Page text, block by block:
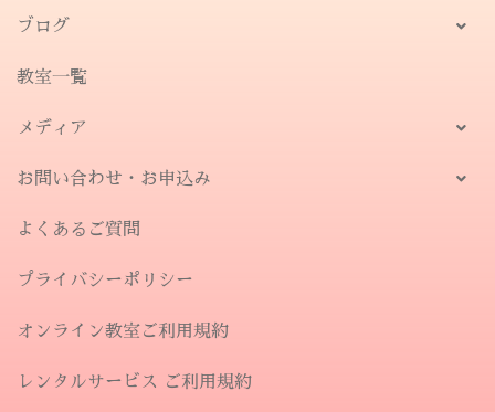
ブログ
教室一覧
メディア
お問い合わせ・お申込み
よくあるご質問
プライバシーポリシー
オンライン教室ご利用規約
レンタルサービス ご利用規約